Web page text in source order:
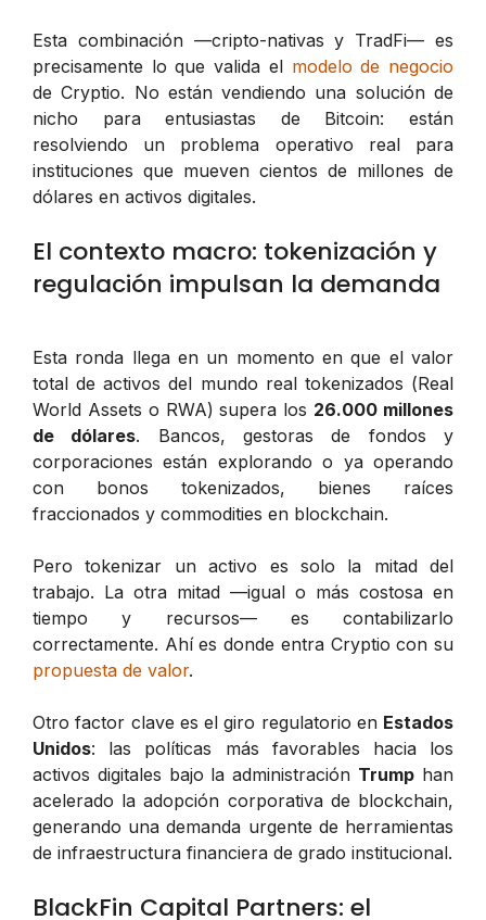
Esta combinación —cripto-nativas y TradFi— es
precisamente lo que valida el modelo de negocio
de Cryptio. No están vendiendo una solución de
nicho para entusiastas de Bitcoin: están
resolviendo un problema operativo real para
instituciones que mueven cientos de millones de
dólares en activos digitales.
El contexto macro: tokenización y
regulación impulsan la demanda
Esta ronda llega en un momento en que el valor
total de activos del mundo real tokenizados (Real
World Assets o RWA) supera los 26.000 millones
de dólares. Bancos, gestoras de fondos y
corporaciones están explorando o ya operando
con bonos tokenizados, bienes raíces
fraccionados y commodities en blockchain.
Pero tokenizar un activo es solo la mitad del
trabajo. La otra mitad —igual o más costosa en
tiempo y recursos— es contabilizarlo
correctamente. Ahí es donde entra Cryptio con su
propuesta de valor.
Otro factor clave es el giro regulatorio en Estados
Unidos: las políticas más favorables hacia los
activos digitales bajo la administración Trump han
acelerado la adopción corporativa de blockchain,
generando una demanda urgente de herramientas
de infraestructura financiera de grado institucional.
BlackFin Capital Partners: el